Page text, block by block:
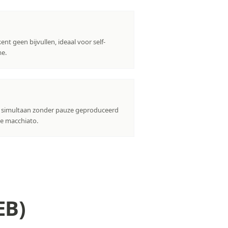
geen bijvullen, ideaal voor self-
zonder pauze geproduceerd
macchiato.